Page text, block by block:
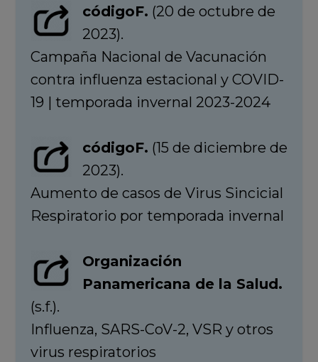
códigoF. (20 de octubre de
2023).
Campaña Nacional de Vacunación
contra influenza estacional y COVID-
19 | temporada invernal 2023-2024
códigoF. (15 de diciembre de
2023).
Aumento de casos de Virus Sincicial
Respiratorio por temporada invernal
Organización
Panamericana de la Salud.
(s.f.).
Influenza, SARS-CoV-2, VSR y otros
virus respiratorios